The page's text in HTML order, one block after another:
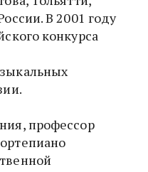
В 2001 году
конкурса
профессор